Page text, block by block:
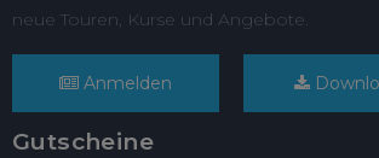
neue Touren, Kurse und Angebote.
Anmelden
Gutscheine